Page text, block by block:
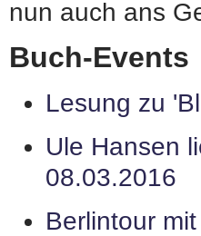
nun auch ans
Buch-Events
Lesung zu
Ule Hansen
08.03.2016
Berlintour